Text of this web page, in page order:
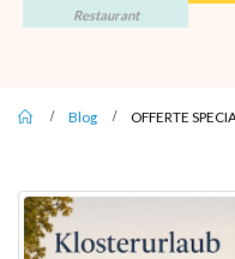
Restaurant
Blog OFFERTE